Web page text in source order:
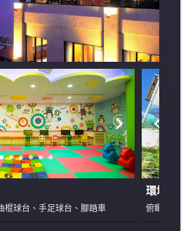
棍球台、手足球台、腳踏車
環境景觀
俯瞰日月潭